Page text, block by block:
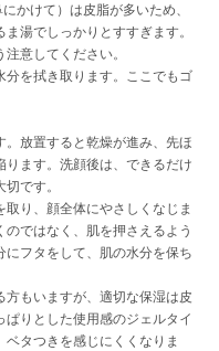
かけて）は皮脂が多いため、
湯でしっかりとすすぎます。
意してください。
分を拭き取ります。ここでもゴ
放置すると乾燥が進み、先ほ
ります。洗顔後は、できるだけ
です。
り、顔全体にやさしくなじま
ではなく、肌を押さえるよう
フタをして、肌の水分を保ち
もいますが、適切な保湿は皮
りとした使用感のジェルタイ
タつきを感じにくくなりま